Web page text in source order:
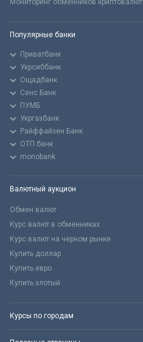
Мониторинг обменников криптовалют
Популярные банки
Приватбанк
Укрсиббанк
Ощадбанк
Сенс Банк
ПУМБ
Укргазбанк
Райффайзен Банк
ОТП банк
monobank
Валютный аукцион
Обмен валют
Курс валют в обменниках
Курс валют на черном рынке
Купить доллар
Купить евро
Купить злотый
Курсы по городам